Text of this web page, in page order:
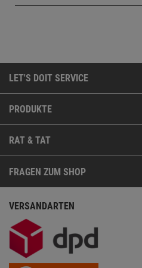
LET'S DOIT SERVICE
PRODUKTE
RAT & TAT
FRAGEN ZUM SHOP
VERSANDARTEN